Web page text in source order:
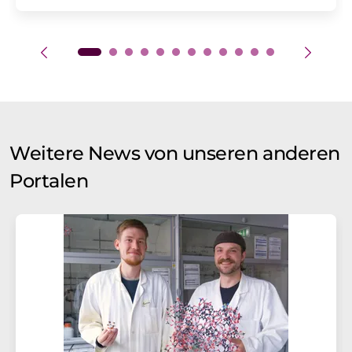
Weitere News von unseren anderen
Portalen